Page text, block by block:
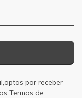
por receber
Termos de